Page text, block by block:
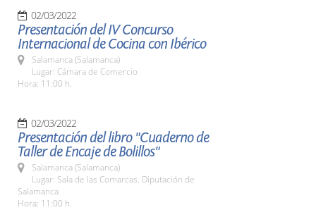
02/03/2022
Presentación del IV Concurso
Internacional de Cocina con Ibérico
Salamanca (Salamanca)
Lugar: Cámara de Comercio
Hora: 11:00 h.
02/03/2022
Presentación del libro "Cuaderno de
Taller de Encaje de Bolillos"
Salamanca (Salamanca)
Lugar: Sala de las Comarcas. Diputación de
Salamanca
Hora: 11:00 h.